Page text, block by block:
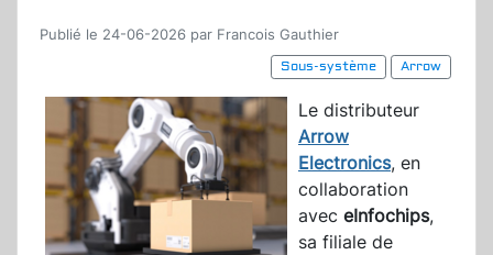
Publié le 24-06-2026 par Francois Gauthier
Sous-système
Arrow
Le distributeur
Arrow
Electronics, en
collaboration
avec eInfochips,
sa filiale de